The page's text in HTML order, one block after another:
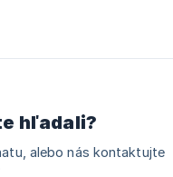
hľadali?
alebo nás kontaktujte